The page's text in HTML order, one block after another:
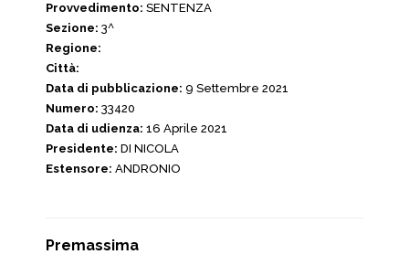
Provvedimento: SENTENZA
Sezione: 3^
Regione:
Città:
Data di pubblicazione: 9 Settembre 2021
Numero: 33420
Data di udienza: 16 Aprile 2021
Presidente: DI NICOLA
Estensore: ANDRONIO
Premassima